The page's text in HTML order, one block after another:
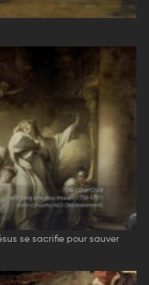
se sacrifie pour sauver